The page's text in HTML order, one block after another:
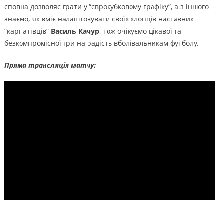
сповна дозволяє грати у “єврокубковому графіку”, а з іншого
знаємо, як вміє налаштовувати своїх хлопців наставник
“карпатівців” Василь Качур, тож очікуємо цікавої та
безкомпромісної гри на радість вболівальникам футболу.
Пряма трансляція матчу: